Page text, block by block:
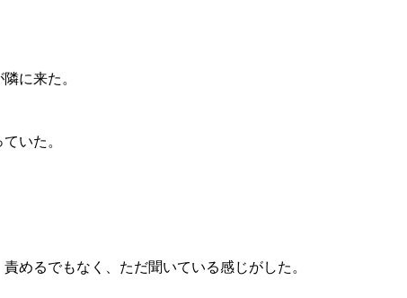
に来た。
いた。
めるでもなく、ただ聞いている感じがした。